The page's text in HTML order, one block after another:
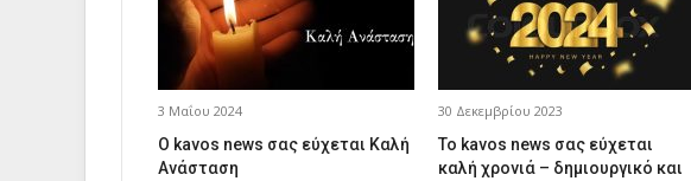
3 Μαΐου 2024
Ο kavos news σας εύχεται Καλή
Ανάσταση
30 Δεκεμβρίου 2023
Το kavos news σας εύχεται
καλή χρονιά – δημιουργικό και